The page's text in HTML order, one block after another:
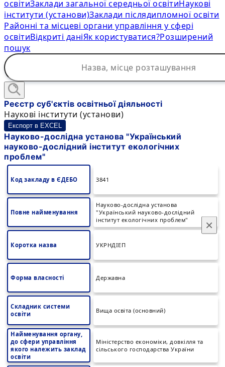
освітиЗаклади загальної середньої освітиНаукові
інститути (установи)Заклади післядипломної освіти
Районні та місцеві органи управління у сфері
освітиВідкриті даніЯк користуватися?Розширений
пошук
×
Реєстр суб'єктів освітньої діяльності
Наукові інститути (установи)
Експорт в EXCEL
Науково-дослідна установа "Український
науково-дослідний інститут екологічних
проблем"
Код закладу в ЄДЕБО 3841
Повне найменування
Науково-дослідна установа
"Український науково-дослідний
інститут екологічних проблем"
Коротка назва УКРНДІЕП
Форма власності Державна
Складник системи
освіти
Вища освіта (основний)
Найменування органу,
до сфери управління
якого належить заклад
освіти
Міністерство економіки, довкілля та
сільського господарства України